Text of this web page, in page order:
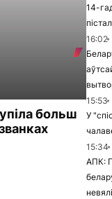
больш
14-
16:02
15:53
У
15:34
АПК: